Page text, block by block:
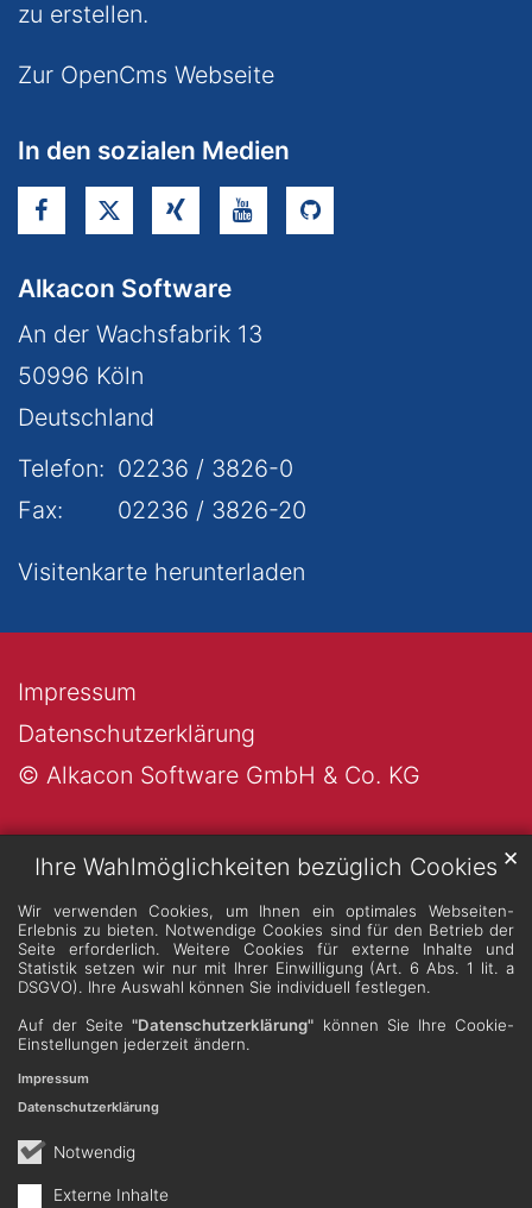
Ihre Wahlmöglichkeiten bezüglich Cookies
Wir verwenden Cookies, um Ihnen ein optimales Webseiten-
Erlebnis zu bieten. Notwendige Cookies sind für den Betrieb der
Seite erforderlich. Weitere Cookies für externe Inhalte und
Statistik setzen wir nur mit Ihrer Einwilligung (Art. 6 Abs. 1 lit. a
DSGVO). Ihre Auswahl können Sie individuell festlegen.
Auf der Seite"Datenschutzerklärung" können Sie Ihre Cookie-
Einstellungen jederzeit ändern.
Notwendig
Externe Inhalte
✕
Impressum
Datenschutzerklärung
zu erstellen.
Zur OpenCms Webseite
In den sozialen Medien
Alkacon Software
An der Wachsfabrik 13
50996 Köln
Deutschland
Telefon: 02236 / 3826-0
Fax:
02236 / 3826-20
Visitenkarte herunterladen
© Alkacon Software GmbH & Co. KG
Datenschutzerklärung
Impressum